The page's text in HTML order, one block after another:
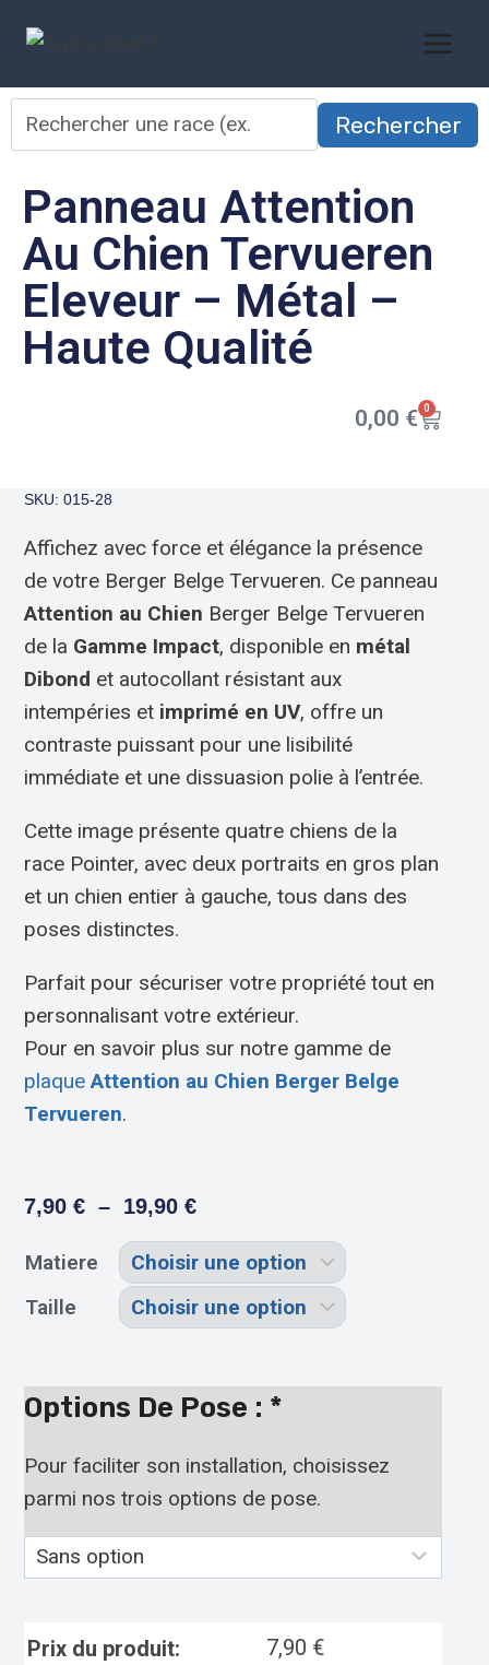
Rechercher
Panneau Attention
Au Chien Tervueren
Eleveur – Métal –
Haute Qualité
0,00 € 0
SKU: 015-28
Affichez avec force et élégance la présence
de votre Berger Belge Tervueren. Ce panneau
Attention au Chien Berger Belge Tervueren
de la Gamme Impact, disponible en métal
Dibond et autocollant résistant aux
intempéries et imprimé en UV, offre un
contraste puissant pour une lisibilité
immédiate et une dissuasion polie à l’entrée.
Cette image présente quatre chiens de la
race Pointer, avec deux portraits en gros plan
et un chien entier à gauche, tous dans des
poses distinctes.
Parfait pour sécuriser votre propriété tout en
personnalisant votre extérieur.
Pour en savoir plus sur notre gamme de
plaqueAttention au Chien Berger Belge
Tervueren.
7,90€ – 19,90€
Matiere
Taille
Options De Pose : *
Pour faciliter son installation, choisissez
parmi nos trois options de pose.
Prix du produit: 7,90 €